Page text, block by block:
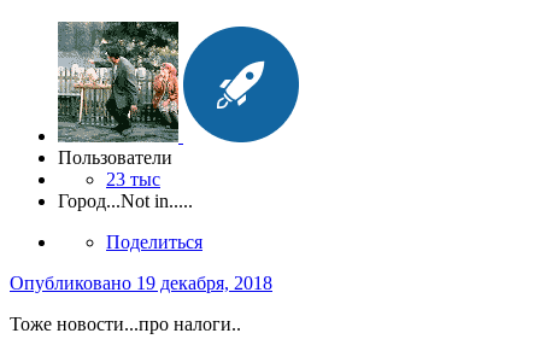
Пользователи
23 тыс
Город...Not in.....
Поделиться
Опубликовано 19 декабря, 2018
Тоже новости...про налоги..